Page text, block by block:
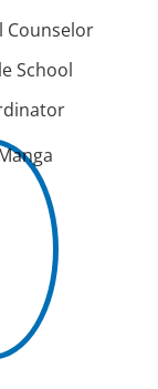
Counselor
School